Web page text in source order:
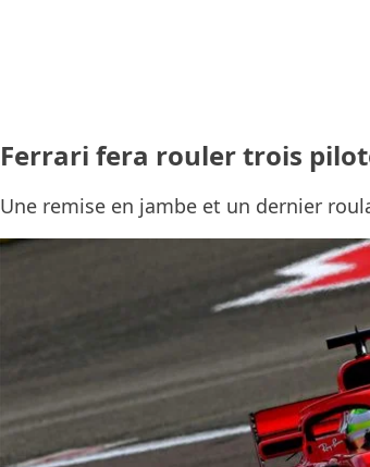
Ferrari fera rouler trois
Une remise en jambe et un dernier